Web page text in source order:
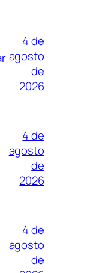
4 de
agosto
de
2026
4 de
agosto
de
2026
4 de
agosto
de